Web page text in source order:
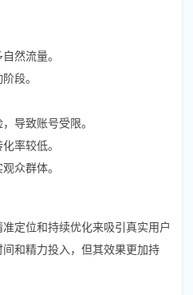
然流量。
段。
导致账号受限。
率较低。
众群体。
定位和持续优化来吸引真实用户
和精力投入，但其效果更加持